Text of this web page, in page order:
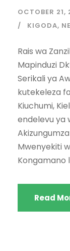
OCTOBER 21,
KIGODA,
Rais wa
Mapinduzi
Serikali ya
kutekeleza
Kiuchumi,
endelevu ya
Mwenyekiti
Kongamano
Read